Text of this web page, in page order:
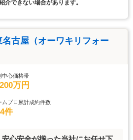
介できない場合があります。
古屋（オーワキリフォー
中心価格帯
万円
ムプロ累計成約件数
件